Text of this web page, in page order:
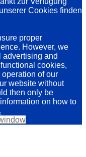
Cookies finden
proper
However, we
advertising and
cookies,
of our
website without
then only be
on how to